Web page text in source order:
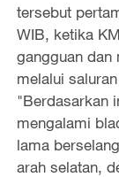
tersebut
WIB, ketika
gangguan dan
melalui
"Berdasarkan
mengalami
lama
arah selatan,